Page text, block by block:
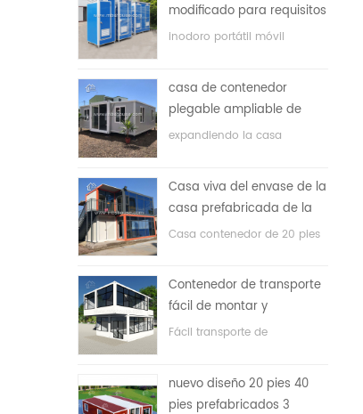
modificado para requisitos
particulares barato de
inodoro portátil móvil
casa de contenedor
plegable ampliable de
bajo precio
expandiendo la casa
Casa viva del envase de la
casa prefabricada de la
prueba de fuego de los
Casa contenedor de 20 pies
Contenedor de transporte
fácil de montar y
conveniente
Fácil transporte de
nuevo diseño 20 pies 40
pies prefabricados 3